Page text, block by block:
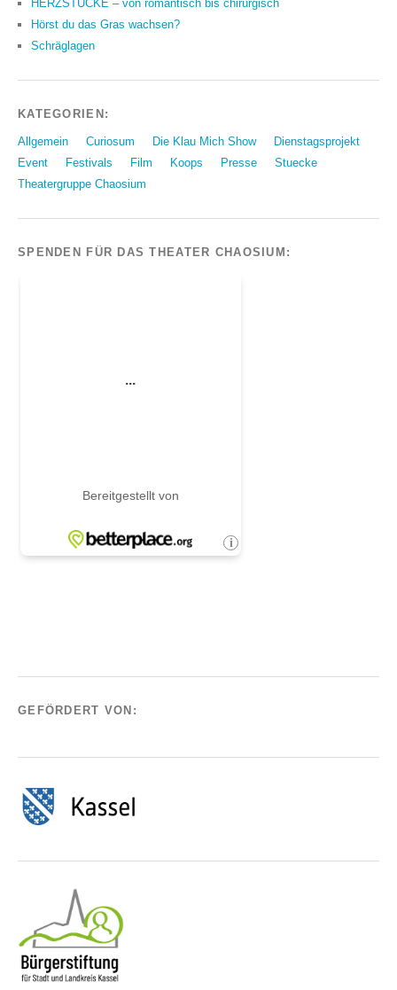
HERZSTÜCKE – von romantisch bis chirurgisch
Hörst du das Gras wachsen?
Schräglagen
KATEGORIEN:
Allgemein Curiosum Die Klau Mich Show
Dienstagsprojekt
Event
Festivals Film Koops Presse
Stuecke
Theatergruppe Chaosium
SPENDEN FÜR DAS THEATER CHAOSIUM:
GEFÖRDERT VON: